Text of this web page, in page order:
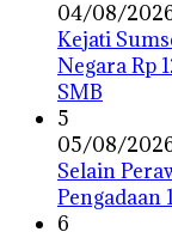
04/08/
Kejati
Negara Rp
SMB
5
05/08/
Selain
Pengadaan
6